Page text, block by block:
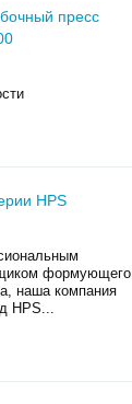
пресс
HPS
формующего
наша компания
HPS...